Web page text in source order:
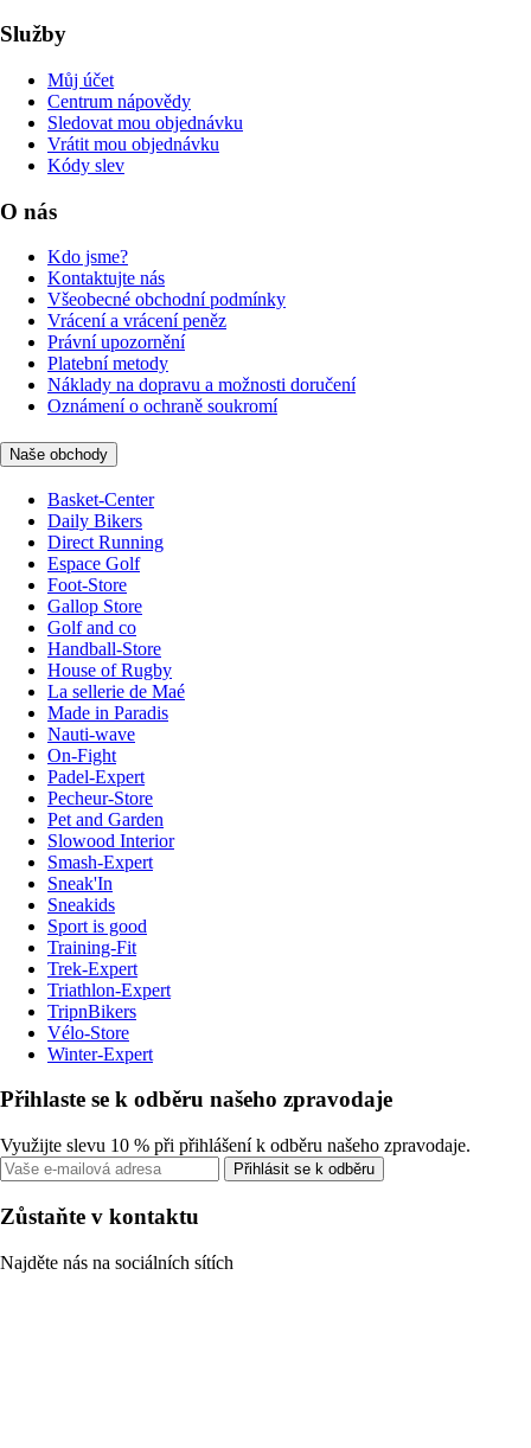
Služby
Můj účet
Centrum nápovědy
Sledovat mou objednávku
Vrátit mou objednávku
Kódy slev
O nás
Kdo jsme?
Kontaktujte nás
Všeobecné obchodní podmínky
Vrácení a vrácení peněz
Právní upozornění
Platební metody
Náklady na dopravu a možnosti doručení
Oznámení o ochraně soukromí
Naše obchody
Basket-Center
Daily Bikers
Direct Running
Espace Golf
Foot-Store
Gallop Store
Golf and co
Handball-Store
House of Rugby
La sellerie de Maé
Made in Paradis
Nauti-wave
On-Fight
Padel-Expert
Pecheur-Store
Pet and Garden
Slowood Interior
Smash-Expert
Sneak'In
Sneakids
Sport is good
Training-Fit
Trek-Expert
Triathlon-Expert
TripnBikers
Vélo-Store
Winter-Expert
Přihlaste se k odběru našeho zpravodaje
Využijte slevu 10 % při přihlášení k odběru našeho zpravodaje.
Přihlásit se k odběru
Zůstaňte v kontaktu
Najděte nás na sociálních sítích